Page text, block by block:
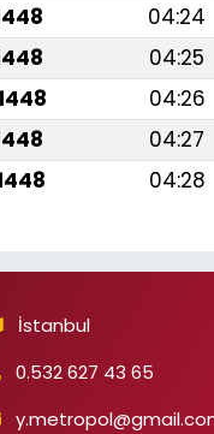
04:24
04:25
04:26
04:27
04:28
İstanbul
0.532 627 43 65